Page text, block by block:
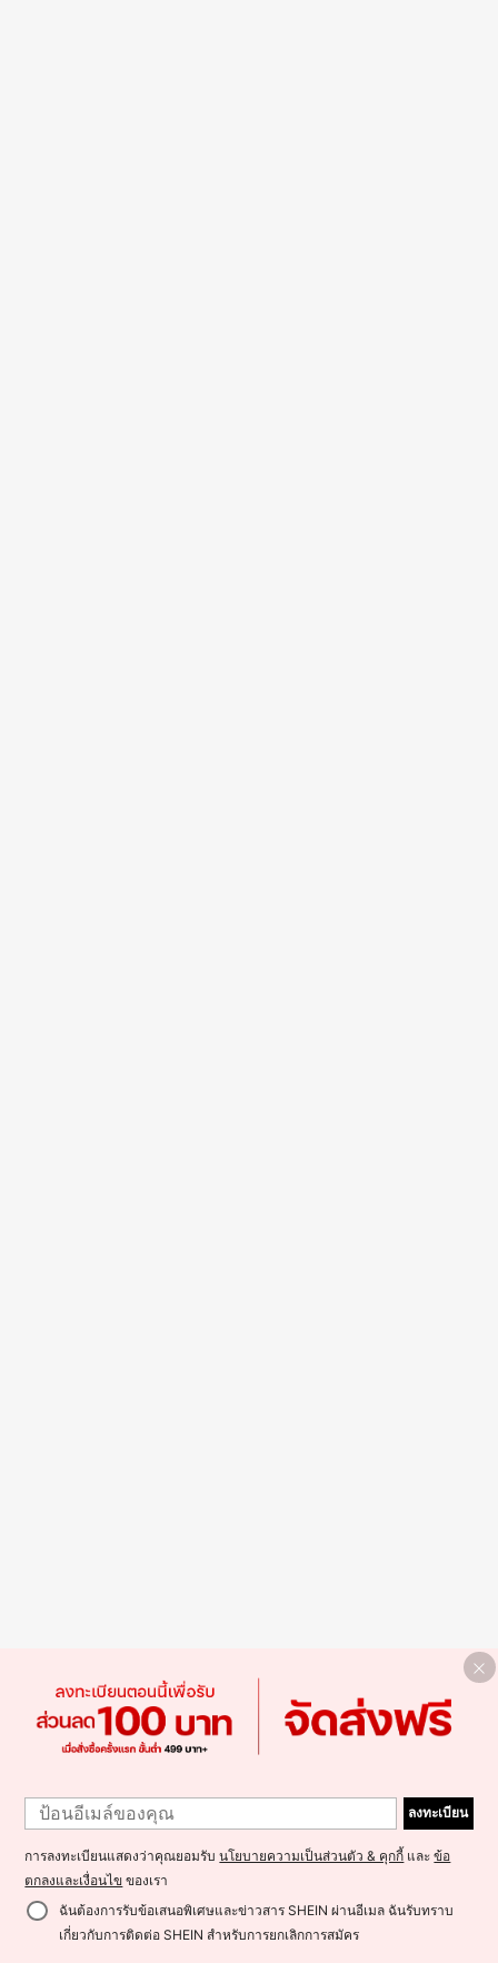
ลงทะเบียน
การลงทะเบียนแสดงว่าคุณยอมรับนโยบายความเป็นส่วนตัว & คุกกี้ และข้อ
ตกลงและเงื่อนไข ของเรา
ฉันต้องการรับข้อเสนอพิเศษและข่าวสาร SHEIN ผ่านอีเมล ฉันรับทราบ
เกี่ยวกับการติดต่อ SHEIN สำหรับการยกเลิกการสมัคร